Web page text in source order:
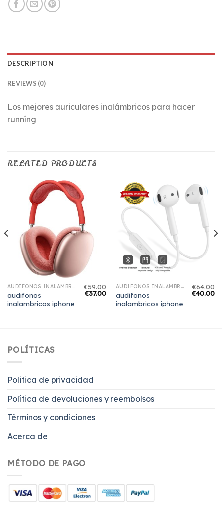
DESCRIPTION
REVIEWS (0)
Los mejores auriculares inalámbricos para hacer
runníng
RELATED PRODUCTS
AUDIFONOS INALAMBRICOS IPHONE
audifonos
inalambricos iphone
€59.00
€37.00
AUDIFONOS INALAMBRICOS IPHONE
audifonos
inalambricos iphone
€64.00
€40.00
POLÍTICAS
Politica de privacidad
Política de devoluciones y reembolsos
Términos y condiciones
Acerca de
MÉTODO DE PAGO